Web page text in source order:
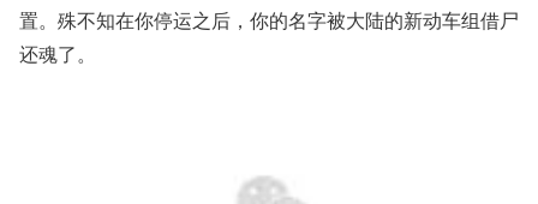
置。殊不知在你停运之后，你的名字被大陆的新动车组借尸
还魂了。